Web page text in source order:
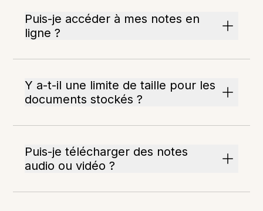
Puis-je accéder à mes notes en
ligne ?
Y a-t-il une limite de taille pour les
documents stockés ?
Puis-je télécharger des notes
audio ou vidéo ?